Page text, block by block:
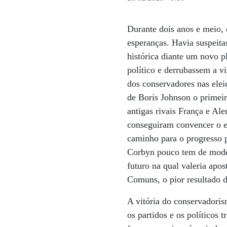
Durante dois anos e
esperanças. Havia
histórica diante um novo
político e derrubassem a
dos conservadores nas
de Boris Johnson o
antigas rivais França e
conseguiram convencer o
caminho para o progresso
Corbyn pouco tem de
futuro na qual valeria
Comuns, o pior resultado
A vitória do
os partidos e os políticos